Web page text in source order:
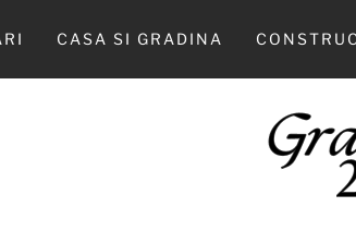
CASA SI GRADINA